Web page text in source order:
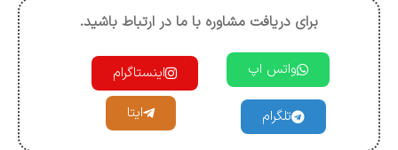
برای دریافت مشاوره با ما در ارتباط باشید.
واتس اپ اینستاگرام
تلگرام ایتا